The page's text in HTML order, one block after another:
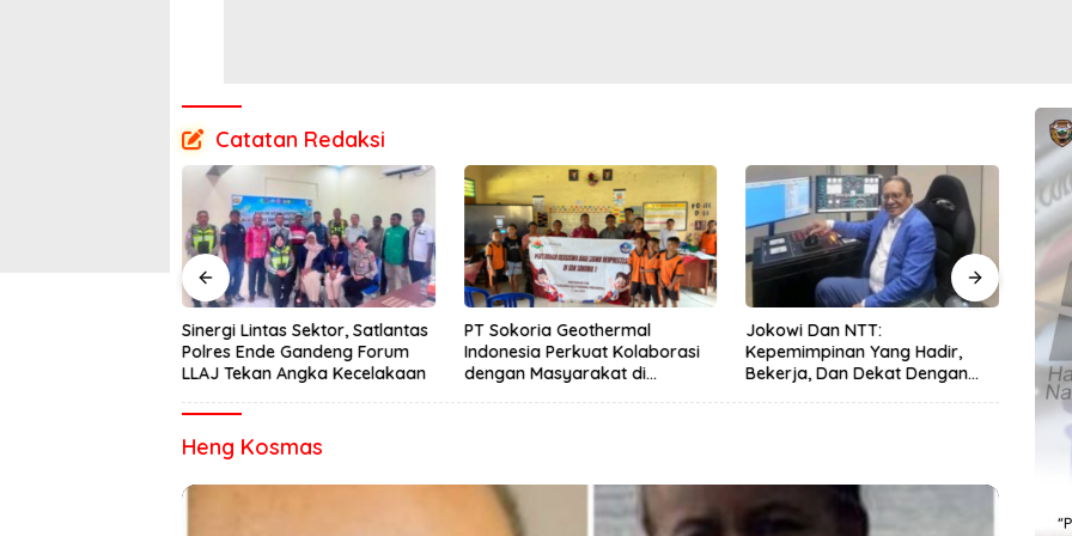
Catatan Redaksi
Sinergi Lintas Sektor, Satlantas
Polres Ende Gandeng Forum
LLAJ Tekan Angka Kecelakaan
PT Sokoria Geothermal
Indonesia Perkuat Kolaborasi
dengan Masyarakat di
Jokowi Dan NTT:
Kepemimpinan Yang Hadir,
Bekerja, Dan Dekat Dengan
Heng Kosmas